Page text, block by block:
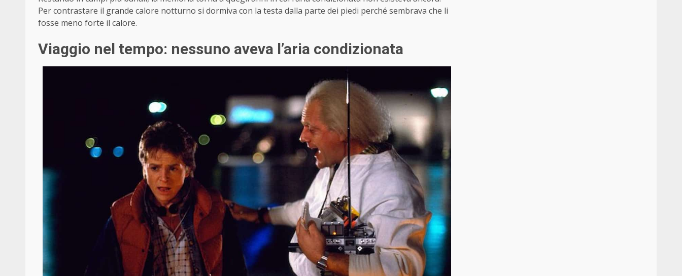
Per contrastare il grande calore notturno si dormiva con la testa dalla parte dei piedi perché sembrava che li
fosse meno forte il calore.
Viaggio nel tempo: nessuno aveva l’aria condizionata